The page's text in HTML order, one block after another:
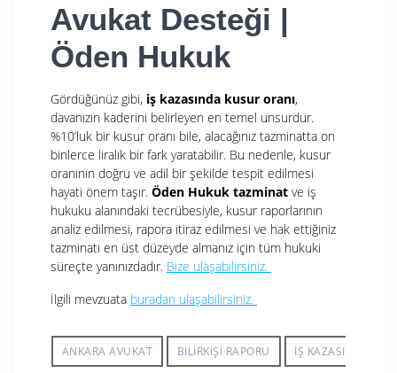
Avukat Desteği |
Öden Hukuk
Gördüğünüz gibi, iş kazasında kusur oranı,
davanızın kaderini belirleyen en temel unsurdur.
%10’luk bir kusur oranı bile, alacağınız tazminatta on
binlerce liralık bir fark yaratabilir. Bu nedenle, kusur
oranının doğru ve adil bir şekilde tespit edilmesi
hayati önem taşır. Öden Hukuk tazminat ve iş
hukuku alanındaki tecrübesiyle, kusur raporlarının
analiz edilmesi, rapora itiraz edilmesi ve hak ettiğiniz
tazminatı en üst düzeyde almanız için tüm hukuki
süreçte yanınızdadır. Bize ulaşabilirsiniz.
İlgili mevzuata buradan ulaşabilirsiniz.
ANKARA AVUKAT BILIRKIŞI RAPORU İŞ KAZASI